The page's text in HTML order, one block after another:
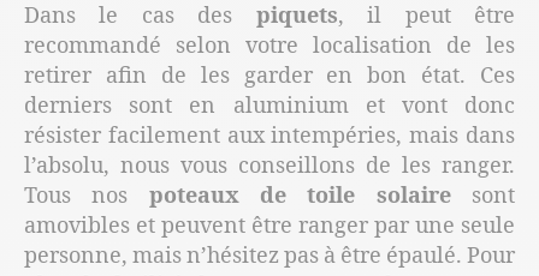
Dans le cas des piquets, il peut être
recommandé selon votre localisation de les
retirer afin de les garder en bon état. Ces
derniers sont en aluminium et vont donc
résister facilement aux intempéries, mais dans
l’absolu, nous vous conseillons de les ranger.
Tous nos poteaux de toile solairesont
amovibles et peuvent être ranger par une seule
personne, mais n’hésitez pas à être épaulé. Pour